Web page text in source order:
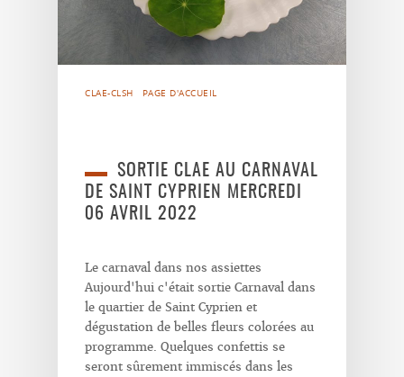
CLAE-CLSH PAGE D'ACCUEIL
SORTIE CLAE AU CARNAVAL
DE SAINT CYPRIEN MERCREDI
06 AVRIL 2022
Le carnaval dans nos assiettes
Aujourd'hui c'était sortie Carnaval dans
le quartier de Saint Cyprien et
dégustation de belles fleurs colorées au
programme. Quelques confettis se
seront sûrement immiscés dans les